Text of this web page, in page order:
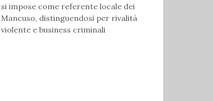
si impose come referente locale dei
Mancuso, distinguendosi per rivalità
violente e business criminali